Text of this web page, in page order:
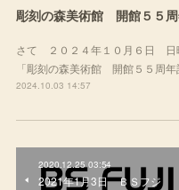
彫刻の森美術館 開館５５
さて ２０２４年１０月６日 日
「彫刻の森美術館 開館５５周
2024.10.03 14:57
2020.12.25 03:54
2021年1月3日 ＢＳフジ